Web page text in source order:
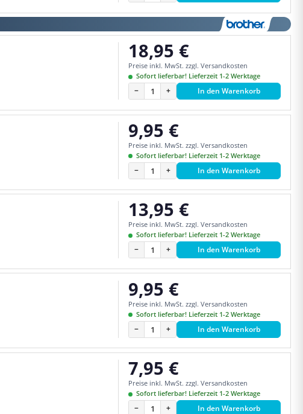
Regulärer Preis:
18,95 €
Preise inkl. MwSt. zzgl. Versandkosten
Sofort lieferbar! Lieferzeit 1-2 Werktage
− + In den Warenkorb
Regulärer Preis:
9,95 €
Preise inkl. MwSt. zzgl. Versandkosten
Sofort lieferbar! Lieferzeit 1-2 Werktage
− + In den Warenkorb
Regulärer Preis:
13,95 €
Preise inkl. MwSt. zzgl. Versandkosten
Sofort lieferbar! Lieferzeit 1-2 Werktage
− + In den Warenkorb
Regulärer Preis:
9,95 €
Preise inkl. MwSt. zzgl. Versandkosten
Sofort lieferbar! Lieferzeit 1-2 Werktage
− + In den Warenkorb
Regulärer Preis:
7,95 €
Preise inkl. MwSt. zzgl. Versandkosten
Sofort lieferbar! Lieferzeit 1-2 Werktage
− + In den Warenkorb